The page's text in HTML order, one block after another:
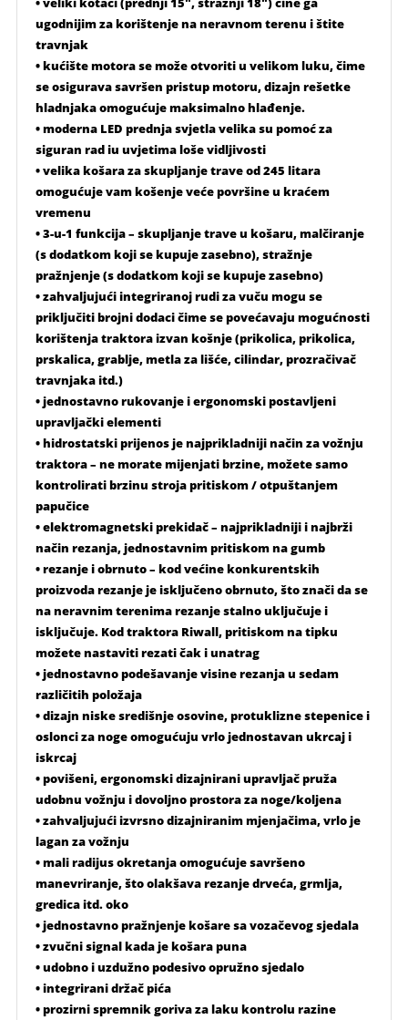
ugodnijim za korištenje na neravnom terenu i štite
travnjak
• kućište motora se može otvoriti u velikom luku, čime
se osigurava savršen pristup motoru, dizajn rešetke
hladnjaka omogućuje maksimalno hlađenje.
• moderna LED prednja svjetla velika su pomoć za
siguran rad iu uvjetima loše vidljivosti
• velika košara za skupljanje trave od 245 litara
omogućuje vam košenje veće površine u kraćem
vremenu
• 3-u-1 funkcija – skupljanje trave u košaru, malčiranje
(s dodatkom koji se kupuje zasebno), stražnje
pražnjenje (s dodatkom koji se kupuje zasebno)
• zahvaljujući integriranoj rudi za vuču mogu se
priključiti brojni dodaci čime se povećavaju mogućnosti
korištenja traktora izvan košnje (prikolica, prikolica,
prskalica, grablje, metla za lišće, cilindar, prozračivač
travnjaka itd.)
• jednostavno rukovanje i ergonomski postavljeni
upravljački elementi
• hidrostatski prijenos je najprikladniji način za vožnju
traktora – ne morate mijenjati brzine, možete samo
kontrolirati brzinu stroja pritiskom / otpuštanjem
papučice
• elektromagnetski prekidač – najprikladniji i najbrži
način rezanja, jednostavnim pritiskom na gumb
• rezanje i obrnuto – kod većine konkurentskih
proizvoda rezanje je isključeno obrnuto, što znači da se
na neravnim terenima rezanje stalno uključuje i
isključuje. Kod traktora Riwall, pritiskom na tipku
možete nastaviti rezati čak i unatrag
• jednostavno podešavanje visine rezanja u sedam
različitih položaja
• dizajn niske središnje osovine, protuklizne stepenice i
oslonci za noge omogućuju vrlo jednostavan ukrcaj i
iskrcaj
• povišeni, ergonomski dizajnirani upravljač pruža
udobnu vožnju i dovoljno prostora za noge/koljena
• zahvaljujući izvrsno dizajniranim mjenjačima, vrlo je
lagan za vožnju
• mali radijus okretanja omogućuje savršeno
manevriranje, što olakšava rezanje drveća, grmlja,
gredica itd. oko
• jednostavno pražnjenje košare sa vozačevog sjedala
• zvučni signal kada je košara puna
• udobno i uzdužno podesivo opružno sjedalo
• integrirani držač pića
• prozirni spremnik goriva za laku kontrolu razine